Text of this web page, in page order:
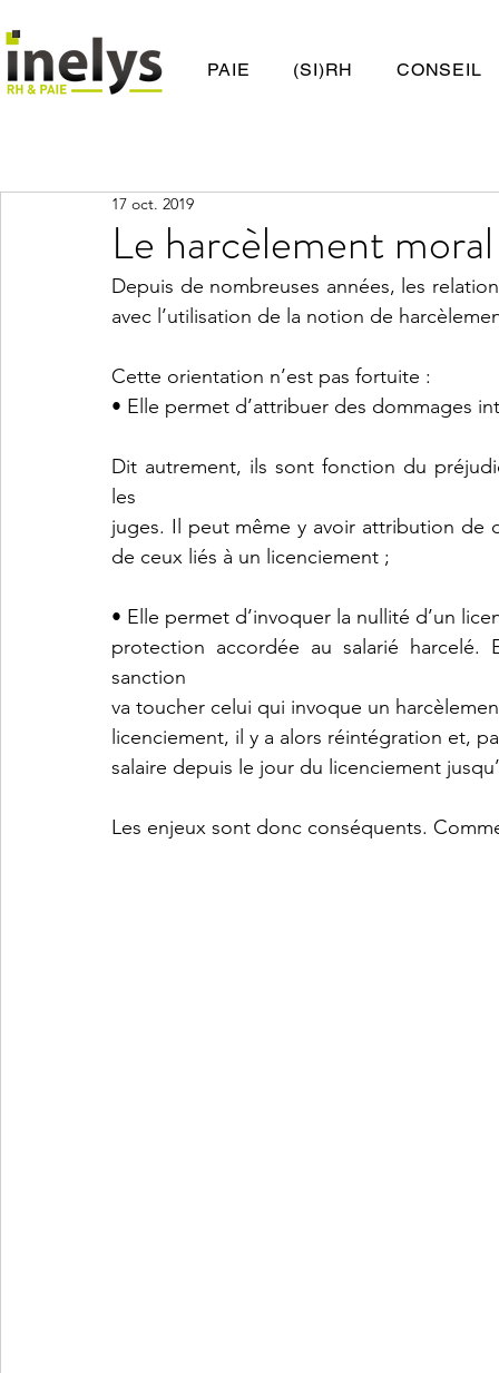
PAIE (SI)RH CONSEIL
Le harcèlement moral
17 oct. 2019
Depuis de nombreuses années, les
avec l’utilisation de la notion de
Cette orientation n’est pas fortuite :
• Elle permet d’attribuer des dommages
Dit autrement, ils sont fonction du
les
juges. Il peut même y avoir attribution de
de ceux liés à un licenciement ;
• Elle permet d’invoquer la nullité d’un
protection accordée au salarié
sanction
va toucher celui qui invoque un
licenciement, il y a alors réintégration et,
salaire depuis le jour du licenciement
Les enjeux sont donc conséquents.